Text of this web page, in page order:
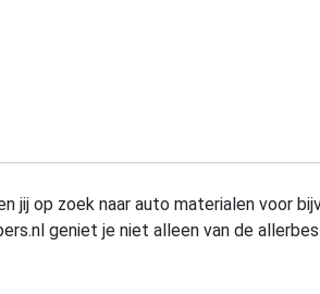
jij op zoek naar auto materialen voor
geniet je niet alleen van de